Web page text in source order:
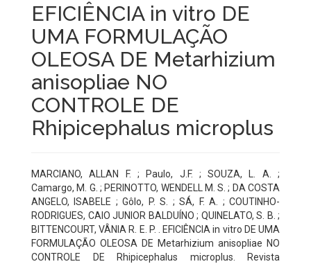
EFICIÊNCIA in vitro DE
UMA FORMULAÇÃO
OLEOSA DE Metarhizium
anisopliae NO
CONTROLE DE
Rhipicephalus microplus
MARCIANO, ALLAN F. ; Paulo, J.F. ; SOUZA, L. A. ;
Camargo, M. G. ; PERINOTTO, WENDELL M. S. ; DA COSTA
ANGELO, ISABELE ; Gôlo, P. S. ; SÁ, F. A. ; COUTINHO-
RODRIGUES, CAIO JUNIOR BALDUÍNO ; QUINELATO, S. B. ;
BITTENCOURT, VÂNIA R. E. P. . EFICIÊNCIA in vitro DE UMA
FORMULAÇÃO OLEOSA DE Metarhizium anisopliae NO
CONTROLE DE Rhipicephalus microplus. Revista